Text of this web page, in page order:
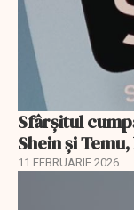
Sfârșitul
Shein și
11 FEBRUARIE 2026